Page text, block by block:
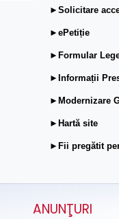
►Solicitare
►ePetiție
►Formular
►Informații
►Modernizare
►Hartă site
►Fii pregătit
ANUNŢURI